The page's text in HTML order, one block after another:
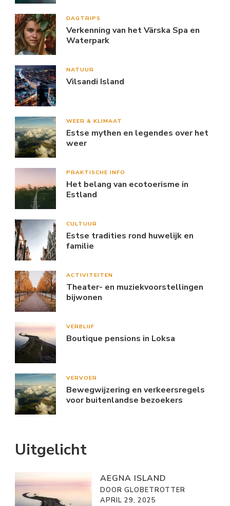
DAGTRIPS
Verkenning van het Värska Spa en
Waterpark
NATUUR
Vilsandi Island
WEER & KLIMAAT
Estse mythen en legendes over het
weer
PRAKTISCHE INFO
Het belang van ecotoerisme in
Estland
CULTUUR
Estse tradities rond huwelijk en
familie
ACTIVITEITEN
Theater- en muziekvoorstellingen
bijwonen
VERBLIJF
Boutique pensions in Loksa
VERVOER
Bewegwijzering en verkeersregels
voor buitenlandse bezoekers
Uitgelicht
AEGNA ISLAND
DOOR GLOBETROTTER
APRIL 29, 2025